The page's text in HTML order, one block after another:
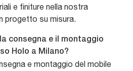
e finiture nella nostra
progetto su misura.
consegna e il montaggio
Holo a Milano?
e montaggio del mobile